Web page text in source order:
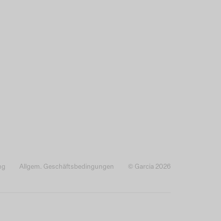
Allgem. Geschäftsbedingungen © Garcia 2026